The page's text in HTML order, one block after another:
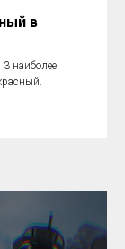
в
наиболее